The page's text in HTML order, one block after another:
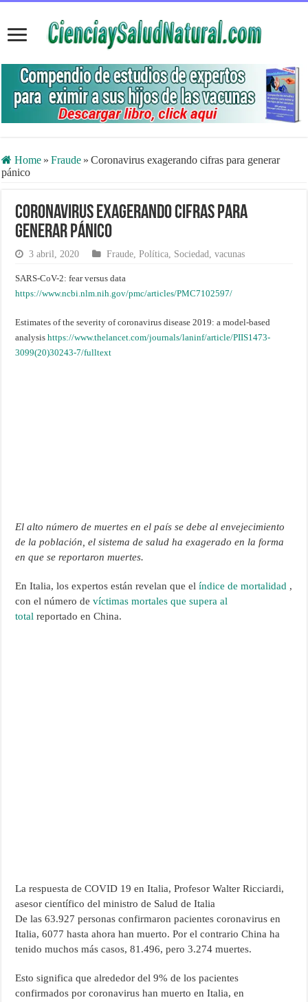
Home » Fraude » Coronavirus exagerando cifras para generar
pánico
Coronavirus exagerando cifras para
generar pánico
3 abril, 2020 Fraude ,Política Sociedad ,vacunas
SARS-CoV-2: fear versus data
https://www.ncbi.nlm.nih.gov/pmc/articles/PMC7102597/
Estimates of the severity of coronavirus disease 2019: a model-based
analysishttps://www.thelancet.com/journals/laninf/article/PIIS1473-
3099(20)30243-7/fulltext
El alto número de muertes en el país se debe al envejecimiento
de la población, el sistema de salud ha exagerado en la forma
en que se reportaron muertes.
En Italia, los expertos están revelan que elíndice de mortalidad ,
con el número devíctimas mortales que supera al
total reportado en China.
La respuesta de COVID 19 en Italia, Profesor Walter Ricciardi,
asesor científico del ministro de Salud de Italia
De las 63.927 personas confirmaron pacientes coronavirus en
Italia, 6077 hasta ahora han muerto. Por el contrario China ha
tenido muchos más casos, 81.496, pero 3.274 muertes.
Esto significa que alrededor del 9% de los pacientes
confirmados por coronavirus han muerto en Italia, en